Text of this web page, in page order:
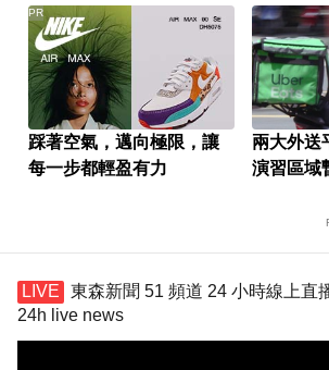
踩著空氣，邁向極限，讓
每一步都輕盈有力
PR
兩大外送
演習區域
東森新聞 51 頻道 24 小時線上直
24h live news